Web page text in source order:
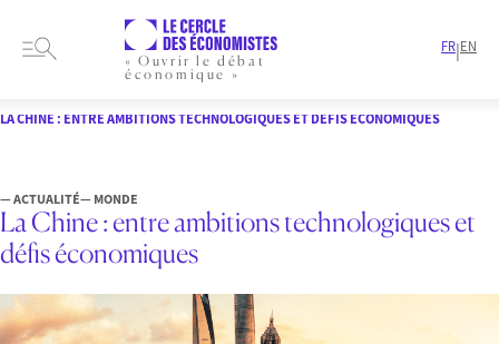
« Ouvrir le débat
économique »
FR|EN
LA CHINE : ENTRE AMBITIONS TECHNOLOGIQUES ET DÉFIS ÉCONOMIQUES
— ACTUALITÉ— MONDE
La Chine : entre ambitions technologiques et
défis économiques